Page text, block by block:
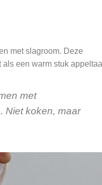
met slagroom. Deze
een warm stuk
met
Niet koken, maar